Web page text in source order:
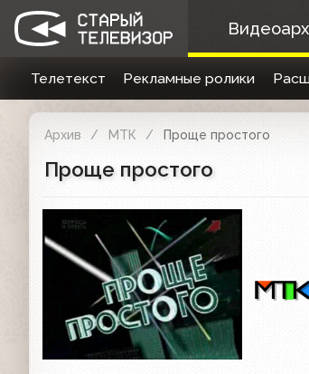
Телетекст Рекламные ролики
Архив МТК Проще простого
Проще простого